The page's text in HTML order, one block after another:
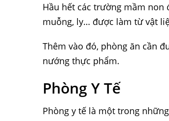
Hầu hết các trường mầm non
muỗng, ly… được làm từ vật
Thêm vào đó, phòng ăn cần
nướng thực phẩm.
Phòng Y Tế
Phòng y tế là một trong